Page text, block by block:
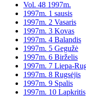
Vol. 48 1997m.
1997m. 1 sausis
1997m. 2 Vasaris
1997m. 3 Kovas
1997m. 4 Balandis
1997m. 5 Gegužė
1997m. 6 Birželis
1997m. 7 Liepa-
1997m. 8 Rugsėjis
1997m. 9 Spalis
1997m. 10 Lapkritis